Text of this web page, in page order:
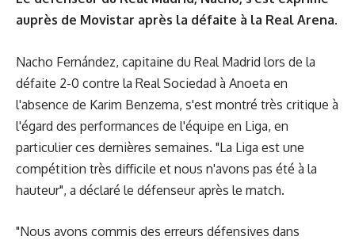
auprès de Movistar après la défaite à la Real Arena.
Nacho Fernández, capitaine du Real Madrid lors de la
défaite 2-0 contre la Real Sociedad à Anoeta en
l'absence de Karim Benzema, s'est montré très critique à
l'égard des performances de l'équipe en Liga, en
particulier ces dernières semaines. "La Liga est une
compétition très difficile et nous n'avons pas été à la
hauteur", a déclaré le défenseur après le match.
"Nous avons commis des erreurs défensives dans